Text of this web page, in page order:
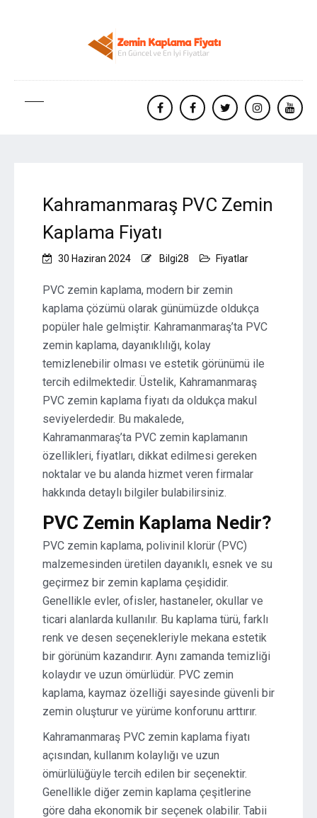
facebookFacebooktwitterinstagram
Kahramanmaraş PVC Zemin
Kaplama Fiyatı
30 Haziran 2024 Bilgi28 Fiyatlar
PVC zemin kaplama, modern bir zemin
kaplama çözümü olarak günümüzde oldukça
popüler hale gelmiştir. Kahramanmaraş’ta PVC
zemin kaplama, dayanıklılığı, kolay
temizlenebilir olması ve estetik görünümü ile
tercih edilmektedir. Üstelik, Kahramanmaraş
PVC zemin kaplama fiyatı da oldukça makul
seviyelerdedir. Bu makalede,
Kahramanmaraş’ta PVC zemin kaplamanın
özellikleri, fiyatları, dikkat edilmesi gereken
noktalar ve bu alanda hizmet veren firmalar
hakkında detaylı bilgiler bulabilirsiniz.
PVC Zemin Kaplama Nedir?
PVC zemin kaplama, polivinil klorür (PVC)
malzemesinden üretilen dayanıklı, esnek ve su
geçirmez bir zemin kaplama çeşididir.
Genellikle evler, ofisler, hastaneler, okullar ve
ticari alanlarda kullanılır. Bu kaplama türü, farklı
renk ve desen seçenekleriyle mekana estetik
bir görünüm kazandırır. Aynı zamanda temizliği
kolaydır ve uzun ömürlüdür. PVC zemin
kaplama, kaymaz özelliği sayesinde güvenli bir
zemin oluşturur ve yürüme konforunu arttırır.
Kahramanmaraş PVC zemin kaplama fiyatı
açısından, kullanım kolaylığı ve uzun
ömürlülüğüyle tercih edilen bir seçenektir.
Genellikle diğer zemin kaplama çeşitlerine
göre daha ekonomik bir seçenek olabilir. Tabii